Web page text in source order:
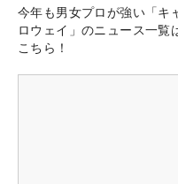
今年も男女プロが強い「キ
ロウェイ」のニュース一覧
こちら！